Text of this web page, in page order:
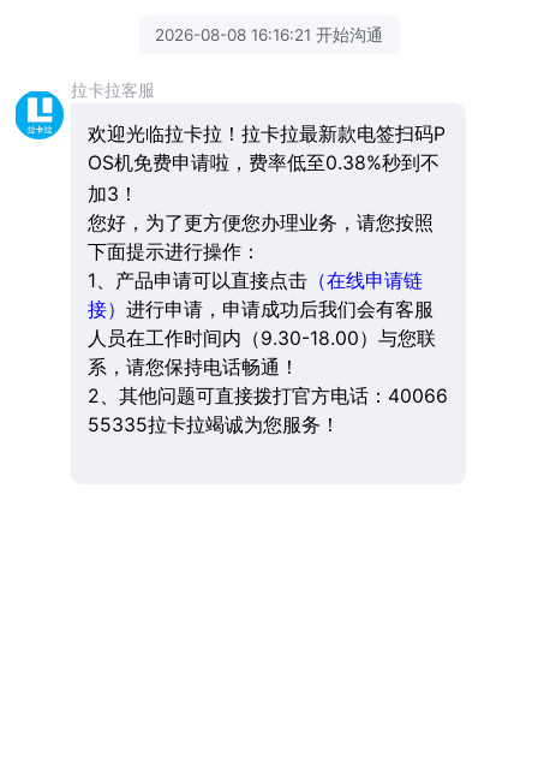
2026-08-08 16:16:21 开始沟通
拉卡拉客服
欢迎光临拉卡拉！拉卡拉最新款电签扫码P
OS机免费申请啦，费率低至0.38%秒到不
加3！
您好，为了更方便您办理业务，请您按照
下面提示进行操作：
1、产品申请可以直接点击（在线申请链
接） 进行申请，申请成功后我们会有客服
人员在工作时间内（9.30-18.00）与您联
系，请您保持电话畅通！
2、其他问题可直接拨打官方电话：40066
55335拉卡拉竭诚为您服务！